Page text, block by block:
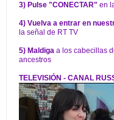
3) Pulse "CONECTAR" en
4) Vuelva a entrar en
la señal de RT TV
5) Maldiga a los cabecillas
ancestros
TELEVISIÓN - CANAL